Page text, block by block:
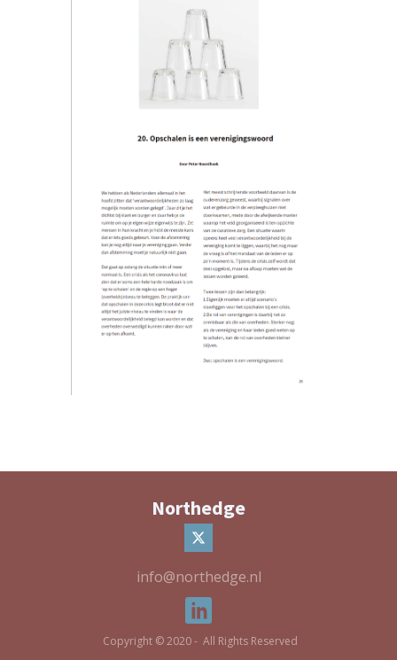
Northedge
info@northedge.nl
Copyright © 2020 - All Rights Reserved